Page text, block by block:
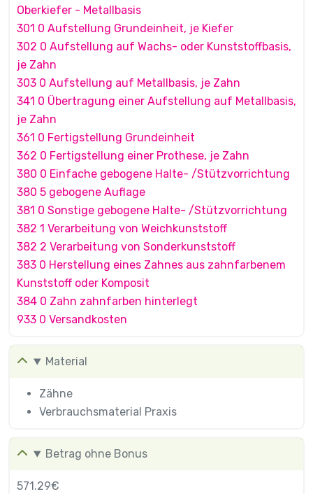
Oberkiefer - Metallbasis
301 0 Aufstellung Grundeinheit, je Kiefer
302 0 Aufstellung auf Wachs- oder Kunststoffbasis,
je Zahn
303 0 Aufstellung auf Metallbasis, je Zahn
341 0 Übertragung einer Aufstellung auf Metallbasis,
je Zahn
361 0 Fertigstellung Grundeinheit
362 0 Fertigstellung einer Prothese, je Zahn
380 0 Einfache gebogene Halte- /Stützvorrichtung
380 5 gebogene Auflage
381 0 Sonstige gebogene Halte- /Stützvorrichtung
382 1 Verarbeitung von Weichkunststoff
382 2 Verarbeitung von Sonderkunststoff
383 0 Herstellung eines Zahnes aus zahnfarbenem
Kunststoff oder Komposit
384 0 Zahn zahnfarben hinterlegt
933 0 Versandkosten
Material
Zähne
Verbrauchsmaterial Praxis
Betrag ohne Bonus
571.29€